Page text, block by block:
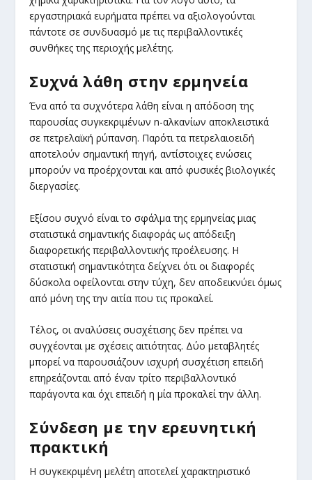
εργαστηριακά ευρήματα πρέπει να αξιολογούνται
πάντοτε σε συνδυασμό με τις περιβαλλοντικές
συνθήκες της περιοχής μελέτης.
Συχνά λάθη στην ερμηνεία
Ένα από τα συχνότερα λάθη είναι η απόδοση της
παρουσίας συγκεκριμένων n-αλκανίων αποκλειστικά
σε πετρελαϊκή ρύπανση. Παρότι τα πετρελαιοειδή
αποτελούν σημαντική πηγή, αντίστοιχες ενώσεις
μπορούν να προέρχονται και από φυσικές βιολογικές
διεργασίες.
Εξίσου συχνό είναι το σφάλμα της ερμηνείας μιας
στατιστικά σημαντικής διαφοράς ως απόδειξη
διαφορετικής περιβαλλοντικής προέλευσης. Η
στατιστική σημαντικότητα δείχνει ότι οι διαφορές
δύσκολα οφείλονται στην τύχη, δεν αποδεικνύει όμως
από μόνη της την αιτία που τις προκαλεί.
Τέλος, οι αναλύσεις συσχέτισης δεν πρέπει να
συγχέονται με σχέσεις αιτιότητας. Δύο μεταβλητές
μπορεί να παρουσιάζουν ισχυρή συσχέτιση επειδή
επηρεάζονται από έναν τρίτο περιβαλλοντικό
παράγοντα και όχι επειδή η μία προκαλεί την άλλη.
Σύνδεση με την ερευνητική
πρακτική
Η συγκεκριμένη μελέτη αποτελεί χαρακτηριστικό